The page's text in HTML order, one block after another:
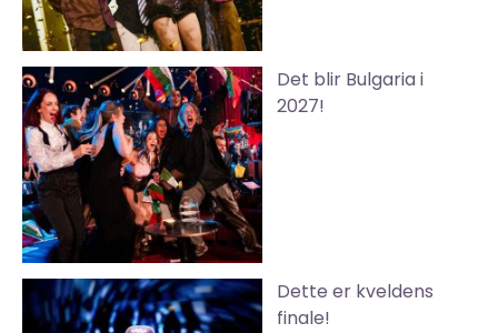
Det blir Bulgaria i
2027!
Dette er kveldens
finale!